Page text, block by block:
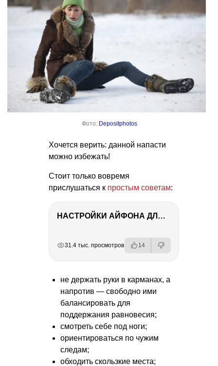
Фото: Depositphotos
Хочется верить: данной напасти
можно избежать!
Стоит только вовремя
прислушаться к простым советам:
НАСТРОЙКИ АЙФОНА ДЛЯ ФОТО И ВИДЕО
31.4 тыс. просмотров 14
не держать руки в карманах, а
напротив — свободно ими
балансировать для
поддержания равновесия;
смотреть себе под ноги;
ориентироваться по чужим
следам;
обходить скользкие места;